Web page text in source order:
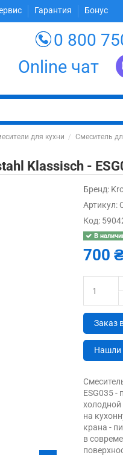
Гарантия Бонус
0 800
Online чат
для кухни Смеситель
Klassisch -
Бренд:
Артикул:
Код:
В
700
Заказ
Нашли
ESG035 -
холодной
на
крана -
в